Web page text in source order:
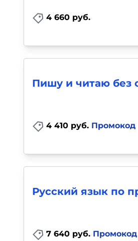
4 660 руб.
Пишу и читаю без
4 410 руб. Промокод
Русский язык по
7 640 руб. Промокод